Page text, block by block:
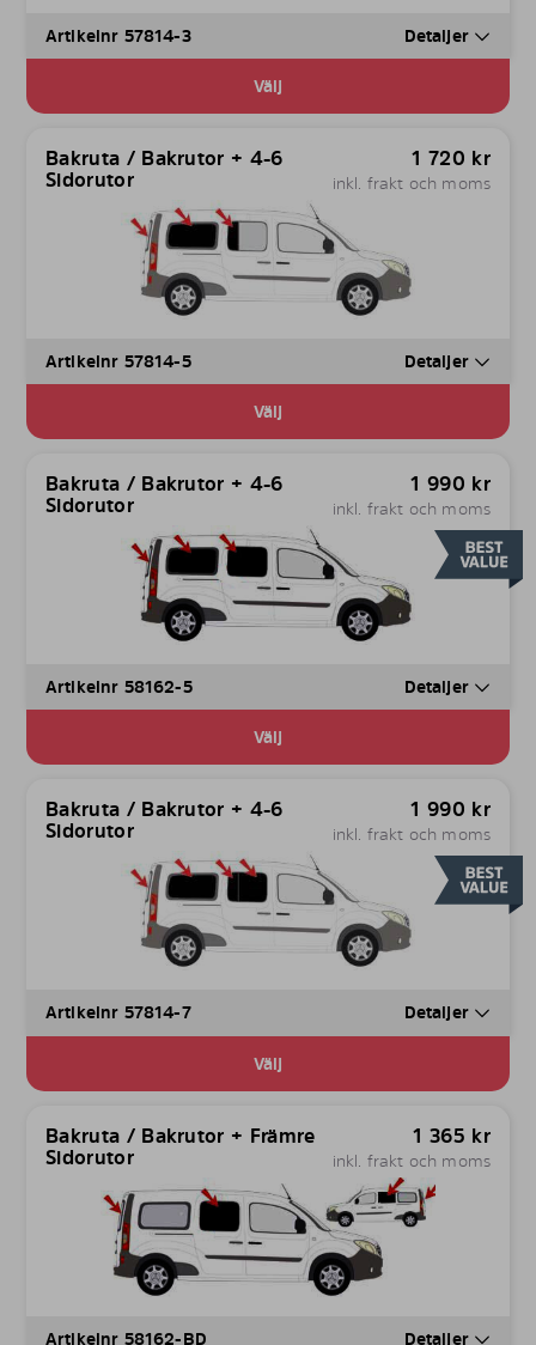
Artikelnr 57814-3 Detaljer
Välj
Bakruta / Bakrutor + 4-6
Sidorutor
1 720 kr
inkl. frakt och moms
Artikelnr 57814-5 Detaljer
Välj
Bakruta / Bakrutor + 4-6
Sidorutor
1 990 kr
inkl. frakt och moms
Artikelnr 58162-5 Detaljer
Välj
Bakruta / Bakrutor + 4-6
Sidorutor
1 990 kr
inkl. frakt och moms
Artikelnr 57814-7 Detaljer
Välj
Bakruta / Bakrutor + Främre
Sidorutor
1 365 kr
inkl. frakt och moms
Artikelnr 58162-BD Detaljer